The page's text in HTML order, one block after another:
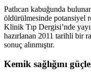
Patlıcan kabuğunda
öldürülmesinde potansiyel
Klinik Tıp Dergisi’nde
hazırlanan 2011 tarihli bir
sonuç alınmıştır.
Kemik sağlığını